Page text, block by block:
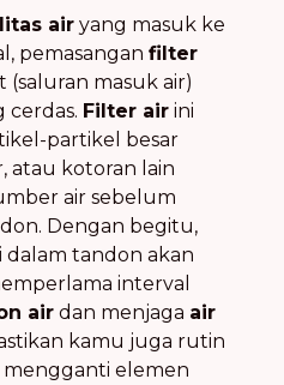
air yang masuk ke
pemasangan filter
(saluran masuk air)
cerdas. Filter air ini
partikel besar
atau kotoran lain
air sebelum
Dengan begitu,
dalam tandon akan
interval
air dan menjaga air
kamu juga rutin
elemen